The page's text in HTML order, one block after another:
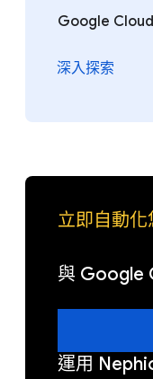
Google
深入探索
立即自動
與 Google
運用